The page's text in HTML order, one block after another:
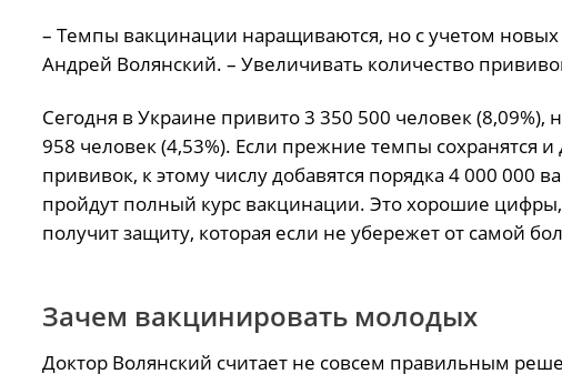
– Темпы вакцинации наращиваются, но с учетом
Андрей Волянский. – Увеличивать количество
Сегодня в Украине привито 3 350 500 человек
958 человек (4,53%). Если прежние темпы сохранятся
прививок, к этому числу добавятся порядка 4 000
пройдут полный курс вакцинации. Это хорошие
получит защиту, которая если не убережет от самой
Зачем вакцинировать молодых
Доктор Волянский считает не совсем правильным